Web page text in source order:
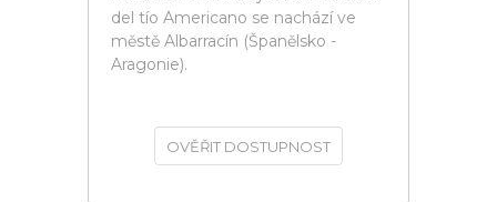
del tío Americano se nachází ve
městě Albarracín (Španělsko -
Aragonie).
OVĚŘIT DOSTUPNOST